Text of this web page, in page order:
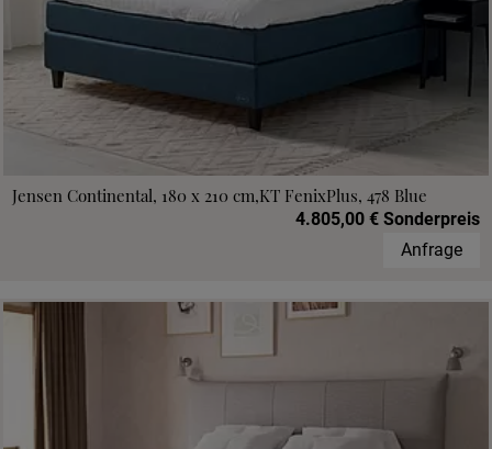
Jensen Continental, 180 x 210 cm,KT FenixPlus, 478 Blue
4.805,00 € Sonderpreis
Anfrage